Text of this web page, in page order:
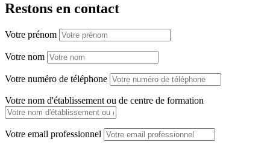
Restons en contact
Votre prénom
Votre nom
Votre numéro de téléphone
Votre nom d'établissement ou de centre de formation
Votre email professionnel